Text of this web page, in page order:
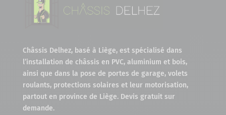
Châssis Delhez, basé à Liège, est spécialisé dans
l’installation de châssis en PVC, aluminium et bois,
ainsi que dans la pose de portes de garage, volets
roulants, protections solaires et leur motorisation,
partout en province de Liège. Devis gratuit sur
demande.